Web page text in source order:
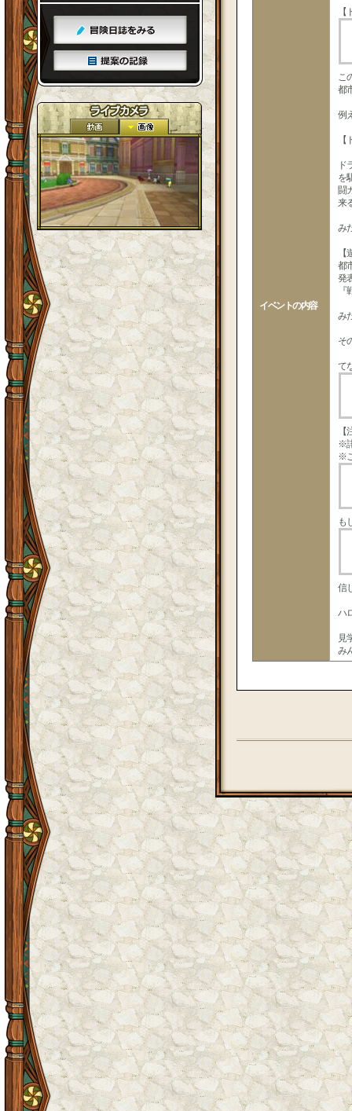
イベントの内容
こ
都
例
ド
を
闘
来
み
都
発
み
そ
て
※
※
も
信
ハ
見
み